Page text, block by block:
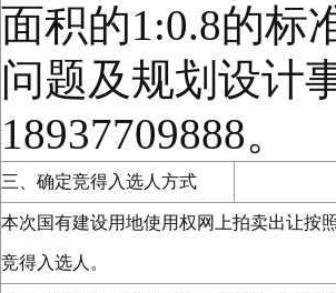
面积的1:0.8的标
问题及规划设计
18937709888。
三、确定竞得入选人方式
本次国有建设用地使用权网上拍卖出让按
竞得入选人。